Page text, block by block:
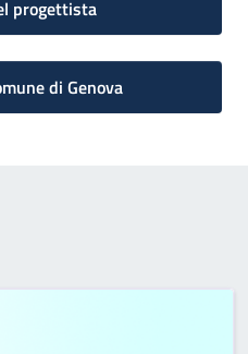
progettista
di Genova